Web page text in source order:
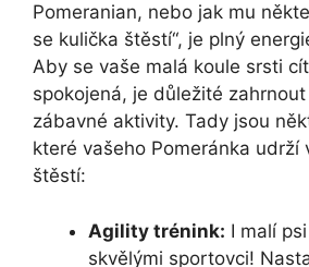
Pomeranian, nebo jak mu
se kulička štěstí“, je plný
Aby se vaše malá koule srsti
spokojená, je důležité
zábavné aktivity. Tady jsou
které vašeho Pomeránka udrží
štěstí:
Agility trénink: I malí
skvělými sportovci!